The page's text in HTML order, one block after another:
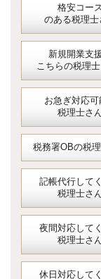
格安コー
のある税理士
新規開業支
こちらの税理
お急ぎ対応可
税理士さ
税務署OBの税
記帳代行して
税理士さ
夜間対応して
税理士さ
休日対応して